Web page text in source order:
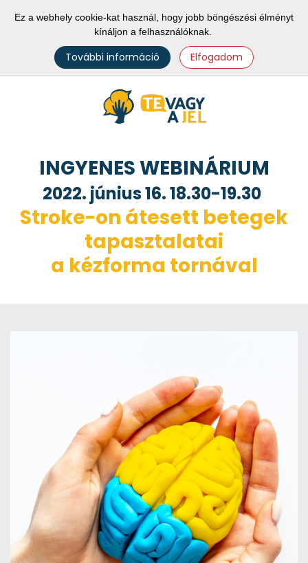
Ez a webhely cookie-kat használ, hogy jobb böngészési élményt
kínáljon a felhasználóknak.
További információ Elfogadom
INGYENES WEBINÁRIUM
2022. június 16. 18.30-19.30
Stroke-on átesett betegek
tapasztalatai
a kézforma tornával